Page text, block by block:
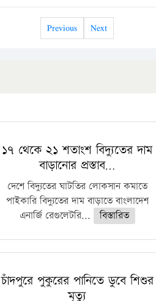
Previous Next
১৭ থেকে ২১ শতাংশ বিদ্যুতের দাম
বাড়ানোর প্রস্তাব…
দেশে বিদ্যুতের ঘাটতির লোকসান কমাতে
পাইকারি বিদ্যুতের দাম বাড়াতে বাংলাদেশ
এনার্জি রেগুলেটরি...
বিস্তারিত
চাঁদপুরে পুকুরের পানিতে ডুবে শিশুর
মৃত্যু